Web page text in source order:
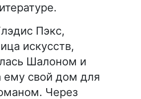
Пэкс,
искусств,
Шалоном и
ему свой дом для
Через